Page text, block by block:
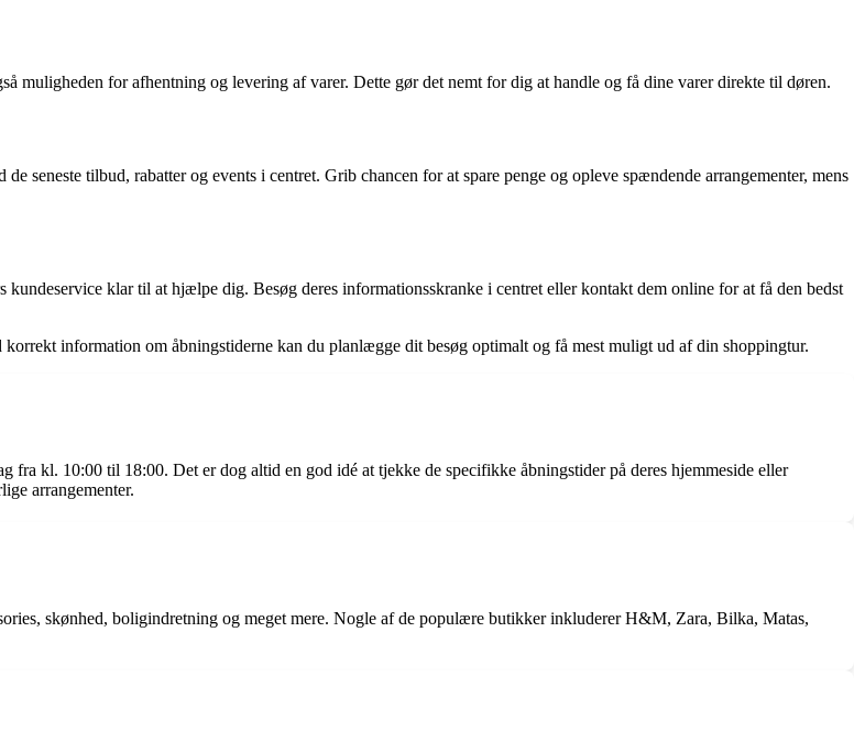
muligheden for afhentning og levering af varer. Dette gør det nemt for dig at handle og få dine varer direkte til døren.
seneste tilbud, rabatter og events i centret. Grib chancen for at spare penge og opleve spændende arrangementer, mens
klar til at hjælpe dig. Besøg deres informationsskranke i centret eller kontakt dem online for at få den bedst
information om åbningstiderne kan du planlægge dit besøg optimalt og få mest muligt ud af din shoppingtur.
kl. 10:00 til 18:00. Det er dog altid en god idé at tjekke de specifikke åbningstider på deres hjemmeside eller
arrangementer.
skønhed, boligindretning og meget mere. Nogle af de populære butikker inkluderer H&M, Zara, Bilka, Matas,